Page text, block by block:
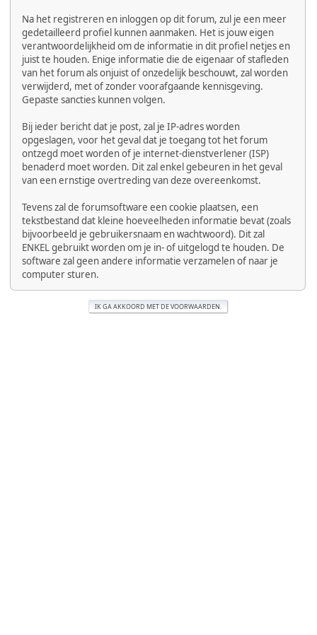
Na het registreren en inloggen op dit forum, zul je een meer
gedetailleerd profiel kunnen aanmaken. Het is jouw eigen
verantwoordelijkheid om de informatie in dit profiel netjes en
juist te houden. Enige informatie die de eigenaar of stafleden
van het forum als onjuist of onzedelijk beschouwt, zal worden
verwijderd, met of zonder voorafgaande kennisgeving.
Gepaste sancties kunnen volgen.
Bij ieder bericht dat je post, zal je IP-adres worden
opgeslagen, voor het geval dat je toegang tot het forum
ontzegd moet worden of je internet-dienstverlener (ISP)
benaderd moet worden. Dit zal enkel gebeuren in het geval
van een ernstige overtreding van deze overeenkomst.
Tevens zal de forumsoftware een cookie plaatsen, een
tekstbestand dat kleine hoeveelheden informatie bevat (zoals
bijvoorbeeld je gebruikersnaam en wachtwoord). Dit zal
ENKEL gebruikt worden om je in- of uitgelogd te houden. De
software zal geen andere informatie verzamelen of naar je
computer sturen.